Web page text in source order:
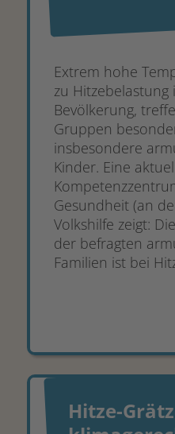
Extrem hohe
zu Hitzebelastung
Bevölkerung,
Gruppen
insbesondere
Kinder. Eine
Gesundheit (an
Volkshilfe zeigt:
der befragten
Familien ist bei
Hitze-